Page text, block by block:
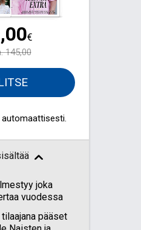
€
145,00
joka
vuodessa
pääset